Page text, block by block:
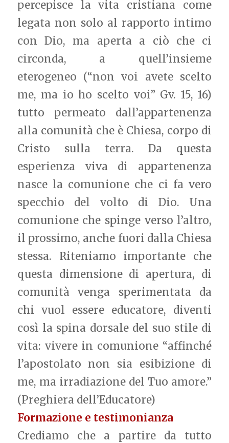
percepisce la vita cristiana come
legata non solo al rapporto intimo
con Dio, ma aperta a ciò che ci
circonda, a quell’insieme
eterogeneo (“non voi avete scelto
me, ma io ho scelto voi” Gv. 15, 16)
tutto permeato dall’appartenenza
alla comunità che è Chiesa, corpo di
Cristo sulla terra. Da questa
esperienza viva di appartenenza
nasce la comunione che ci fa vero
specchio del volto di Dio. Una
comunione che spinge verso l’altro,
il prossimo, anche fuori dalla Chiesa
stessa. Riteniamo importante che
questa dimensione di apertura, di
comunità venga sperimentata da
chi vuol essere educatore, diventi
così la spina dorsale del suo stile di
vita: vivere in comunione “affinché
l’apostolato non sia esibizione di
me, ma irradiazione del Tuo amore.”
(Preghiera dell’Educatore)
Formazione e testimonianza
Crediamo che a partire da tutto